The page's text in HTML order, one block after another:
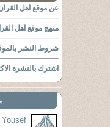
عن موقع اهل
منهج موقع اهل
شروط النشر
اشترك بالنشرة
Yousef